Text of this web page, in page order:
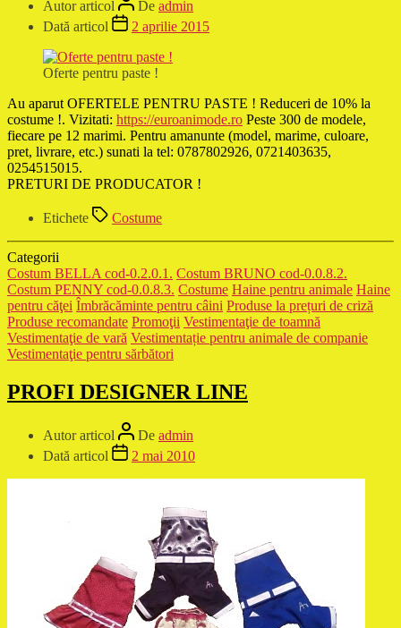
Autor articol De admin
Dată articol
2 aprilie 2015
Oferte pentru paste !
Au aparut OFERTELE PENTRU PASTE ! Reduceri de 10% la
costume !. Vizitati: https://euroanimode.ro Peste 300 de modele,
fiecare pe 12 marimi. Pentru amanunte (model, marime, culoare,
pret, livrare, etc.) sunati la tel: 0787802926, 0721403635,
0254515015.
PRETURI DE PRODUCATOR !
Etichete Costume
Categorii
Costum BELLA cod-0.2.0.1. Costum BRUNO cod-0.0.8.2.
Costum PENNY cod-0.0.8.3. Costume Haine pentru animale Haine
pentru căţei Îmbrăcăminte pentru câini Produse la prețuri de criză
Produse recomandate Promoţii Vestimentaţie de toamnă
Vestimentaţie de vară Vestimentație pentru animale de companie
Vestimentaţie pentru sărbători
PROFI DESIGNER LINE
Autor articol De admin
Dată articol
2 mai 2010